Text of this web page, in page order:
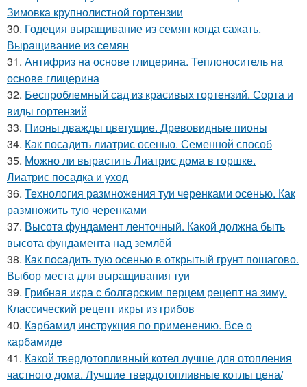
Зимовка крупнолистной гортензии
30. Годеция выращивание из семян когда сажать.
Выращивание из семян
31. Антифриз на основе глицерина. Теплоноситель на
основе глицерина
32. Беспроблемный сад из красивых гортензий. Сорта и
виды гортензий
33. Пионы дважды цветущие. Древовидные пионы
34. Как посадить лиатрис осенью. Семенной способ
35. Можно ли вырастить Лиатрис дома в горшке.
Лиатрис посадка и уход
36. Технология размножения туи черенками осенью. Как
размножить тую черенками
37. Высота фундамент ленточный. Какой должна быть
высота фундамента над землёй
38. Как посадить тую осенью в открытый грунт пошагово.
Выбор места для выращивания туи
39. Грибная икра с болгарским перцем рецепт на зиму.
Классический рецепт икры из грибов
40. Карбамид инструкция по применению. Все о
карбамиде
41. Какой твердотопливный котел лучше для отопления
частного дома. Лучшие твердотопливные котлы цена/